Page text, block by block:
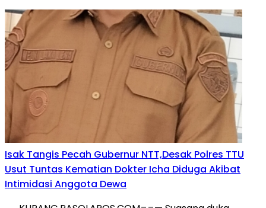
Isak Tangis Pecah Gubernur NTT,Desak Polres TTU
Usut Tuntas Kematian Dokter Icha Diduga Akibat
Intimidasi Anggota Dewa